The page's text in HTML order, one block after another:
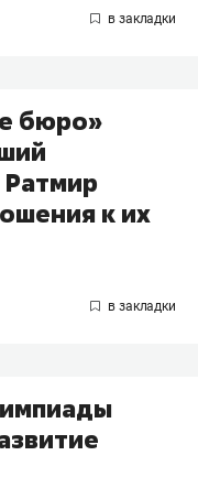
бюро»
Ратмир
к их